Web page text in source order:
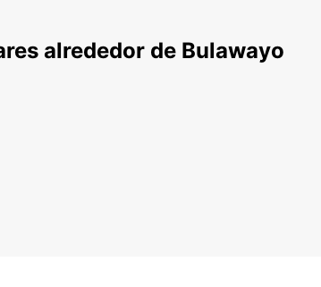
alrededor de Bulawayo